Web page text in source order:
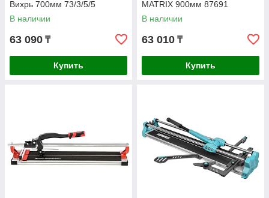
Вихрь 700мм 73/3/5/5
В наличии
63 090 ₸
Купить
MATRIX 900мм 87691
В наличии
63 010 ₸
Купить